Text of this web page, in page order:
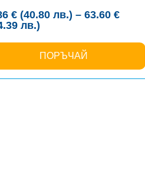
€ (40.80 лв.) – 63.60 €
лв.)
20.86 €
(40.80
лв.)
through
ПОРЪЧАЙ